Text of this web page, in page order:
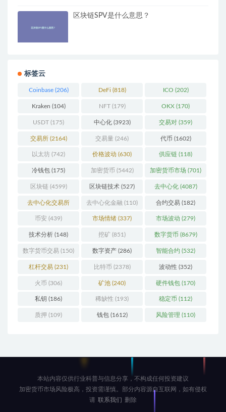
区块链SPV是什么意思？
标签云
Coinbase(206) DeFi (818) ICO (202)
Kraken (104) NFT(179) OKX (170)
USDT (175) 中心化(3923) 交易对 (359)
交易所(2164) 交易量 (246) 代币 (1602)
以太坊 (742) 价格波动 (630) 供应链 (118)
冷钱包 (175) 加密货币 (5442) 加密货币市场 (701)
区块链(4599) 区块链技术 (527) 去中心化(4087)
去中心化交易所
(196)
去中心化金融 (110) 合约交易 (182)
币安 (439) 市场情绪 (337) 市场波动 (279)
技术分析 (148) 挖矿 (851) 数字货币 (8679)
数字货币交易 (150) 数字资产 (286) 智能合约 (532)
杠杆交易 (231) 比特币 (2378) 波动性 (352)
火币 (306) 矿池 (240) 硬件钱包 (170)
私钥 (186) 稀缺性 (193) 稳定币 (112)
质押 (109) 钱包(1612) 风险管理 (110)
本站内容仅供行业科普与信息分享，不构成任何投资建议
加密货币市场风险极高，投资需谨慎。部分内容源自互联网，如有侵权
请 联系我们 删除